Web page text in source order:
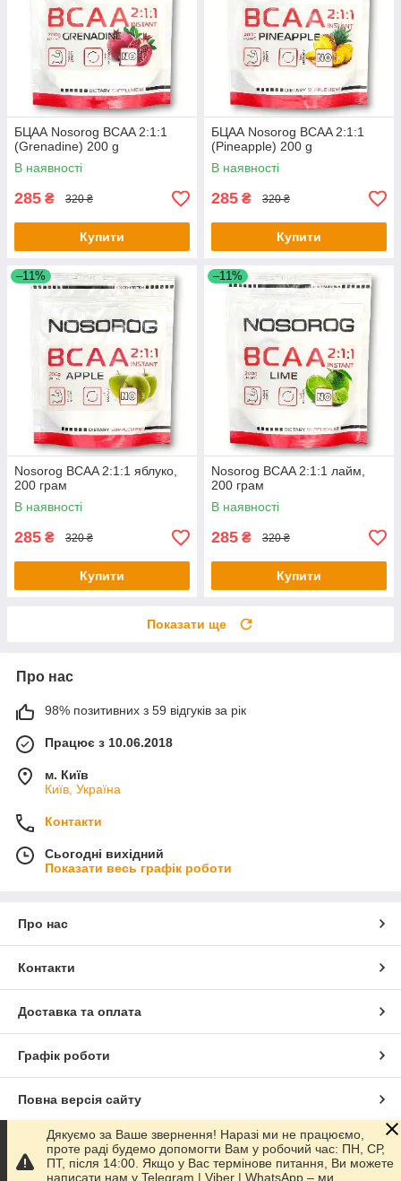
БЦАА Nosorog BCAA 2:1:1
(Grenadine) 200 g
В наявності
285 ₴ 320 ₴
Купити
БЦАА Nosorog BCAA 2:1:1
(Pineapple) 200 g
В наявності
285 ₴ 320 ₴
Купити
–11%
Nosorog BCAA 2:1:1 яблуко,
200 грам
В наявності
285 ₴ 320 ₴
Купити
–11%
Nosorog BCAA 2:1:1 лайм,
200 грам
В наявності
285 ₴ 320 ₴
Купити
Показати ще
Про нас
98% позитивних з 59 відгуків за рік
Працює з 10.06.2018
м. Київ
Київ, Україна
Контакти
Сьогодні вихідний
Показати весь графік роботи
Про нас
Контакти
Доставка та оплата
Графік роботи
Повна версія сайту
Сайт створено на маркетплейсіProm.ua
Дякуємо за Ваше звернення! Наразі ми не працюємо,
проте раді будемо допомогти Вам у робочий час: ПН, СР,
ПТ, після 14:00. Якщо у Вас термінове питання, Ви можете
написати нам у Telegram | Viber | WhatsApp – ми